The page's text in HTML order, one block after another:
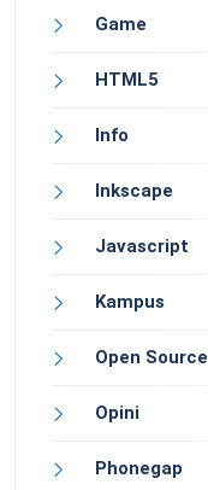
Game
HTML5
Info
Inkscape
Javascript
Kampus
Open Source
Opini
Phonegap